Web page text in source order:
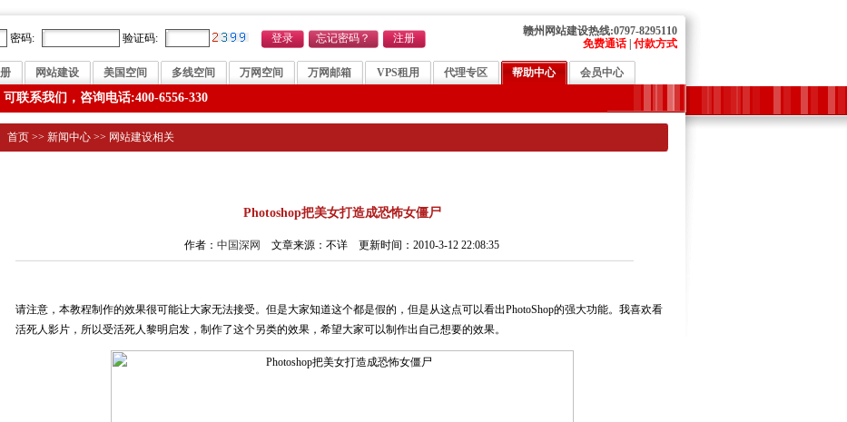
密码: 验证码:
赣州网站建设热线:0797-8295110
免费通话| 付款方式
网站建设 美国空间 多线空间 万网空间 万网邮箱 VPS租用 代理专区 帮助中心 会员中心
联系我们，咨询电话:400-6556-330
首页>> 新闻中心>> 网站建设相关
Photoshop把美女打造成恐怖女僵尸
作者： 中国深网 文章来源：不详 更新时间：2010-3-12 22:08:35
请注意，本教程制作的效果很可能让大家无法接受。但是大家知道这个都是假的，但是从这点可以看出PhotoShop的强大功能。我喜欢看
活死人影片，所以受活死人黎明启发，制作了这个另类的效果，希望大家可以制作出自己想要的效果。